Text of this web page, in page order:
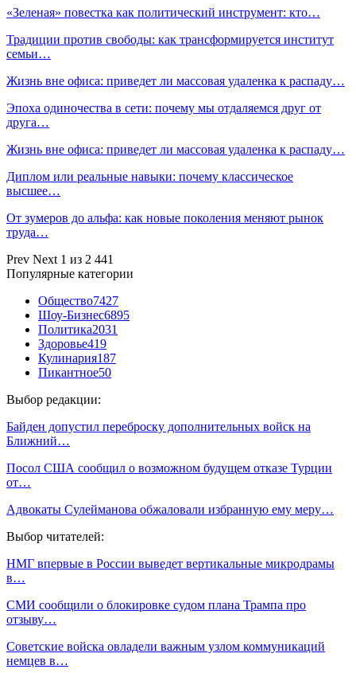
«Зеленая» повестка как политический инструмент: кто…
Традиции против свободы: как трансформируется институт
семьи…
Жизнь вне офиса: приведет ли массовая удаленка к распаду…
Эпоха одиночества в сети: почему мы отдаляемся друг от
друга…
Жизнь вне офиса: приведет ли массовая удаленка к распаду…
Диплом или реальные навыки: почему классическое
высшее…
От зумеров до альфа: как новые поколения меняют рынок
труда…
Prev Next 1 из 2 441
Популярные категории
Общество7427
Шоу-Бизнес6895
Политика2031
Здоровье419
Кулинария187
Пикантное50
Выбор редакции:
Байден допустил переброску дополнительных войск на
Ближний…
Посол США сообщил о возможном будущем отказе Турции
от…
Адвокаты Сулейманова обжаловали избранную ему меру…
Выбор читателей:
НМГ впервые в России выведет вертикальные микродрамы
в…
СМИ сообщили о блокировке судом плана Трампа про
отзыву…
Советские войска овладели важным узлом коммуникаций
немцев в…